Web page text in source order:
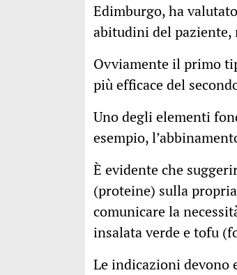
Edimburgo, ha
abitudini del paziente,
Ovviamente il primo
più efficace del
Uno degli elementi
esempio,
È evidente che
(proteine) sulla
comunicare la
insalata verde e tofu
Le indicazioni devono